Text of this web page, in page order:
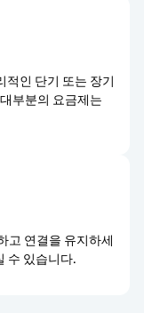
적인 단기 또는 장기
부분의 요금제는
고 연결을 유지하세
수 있습니다.